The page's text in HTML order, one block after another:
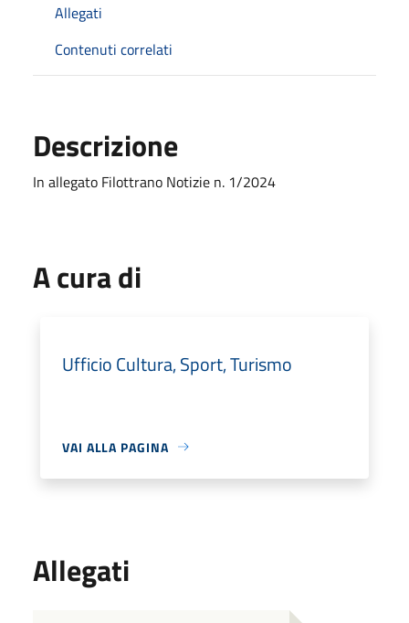
Allegati
Contenuti correlati
Descrizione
In allegato Filottrano Notizie n. 1/2024
A cura di
Ufficio Cultura, Sport, Turismo
VAI ALLA PAGINA
Allegati